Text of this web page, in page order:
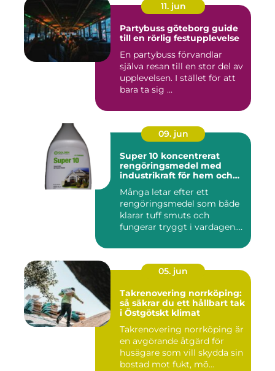
11. jun
Partybuss göteborg guide
till en rörlig festupplevelse
En partybuss förvandlar
själva resan till en stor del av
upplevelsen. I stället för att
bara ta sig ...
09. jun
Super 10 koncentrerat
rengöringsmedel med
industrikraft för hem och
Många letar efter ett
rengöringsmedel som både
klarar tuff smuts och
fungerar tryggt i vardagen.
05. jun
Takrenovering norrköping:
så säkrar du ett hållbart tak
i Östgötskt klimat
Takrenovering norrköping är
en avgörande åtgärd för
husägare som vill skydda sin
bostad mot fukt, mö...